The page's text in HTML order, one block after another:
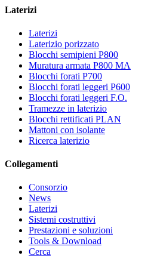
Laterizi
Laterizi
Laterizio porizzato
Blocchi semipieni P800
Muratura armata P800 MA
Blocchi forati P700
Blocchi forati leggeri P600
Blocchi forati leggeri F.O.
Tramezze in laterizio
Blocchi rettificati PLAN
Mattoni con isolante
Ricerca laterizio
Collegamenti
Consorzio
News
Laterizi
Sistemi costruttivi
Prestazioni e soluzioni
Tools & Download
Cerca